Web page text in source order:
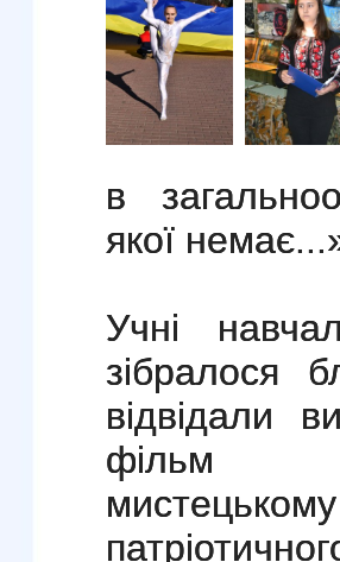
в
якої
Учні
зібралося
відвідали
фільм у